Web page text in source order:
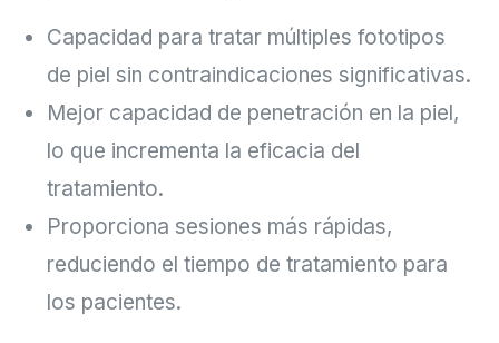
Capacidad para tratar múltiples fototipos
de piel sin contraindicaciones significativas.
Mejor capacidad de penetración en la piel,
lo que incrementa la eficacia del
tratamiento.
Proporciona sesiones más rápidas,
reduciendo el tiempo de tratamiento para
los pacientes.